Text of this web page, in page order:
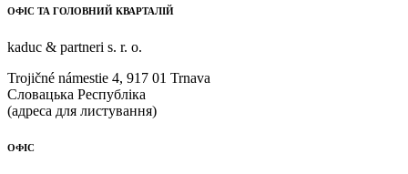
ОФІС ТА ГОЛОВНИЙ КВАРТАЛІЙ
kaduc & partneri s. r. о.
Trojičné námestie 4, 917 01 Trnava
Словацька Республіка
(адреса для листування)
ОФІС